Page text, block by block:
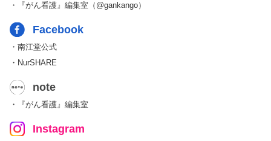
・『がん看護』編集室（@gankango）
Facebook
・南江堂公式
・NurSHARE
note
・『がん看護』編集室
Instagram